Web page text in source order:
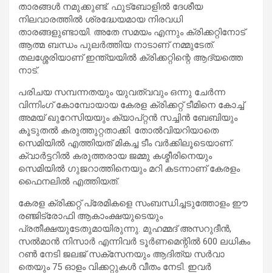
താരങ്ങൾ നമുക്കുണ്ട്. ഫുട്‌ബോളിൽ ദേശീയ
നിലവാരത്തിൽ ശ്രദ്ധേയമായ നിരവധി
താരങ്ങളുണ്ടായി. അതേ സമയം എന്നും ക്രിക്കറ്റിനോട്
ആത്മ ബന്ധം പുലർത്തിയ നാടാണ് നമ്മുടേത്.
തലശ്ശേരിയാണ് ഇന്ത്യയിൽ ക്രിക്കറ്റിന്റെ ആദ്യത്തെ
നാട്.
പരിചയ സമ്പന്നതയും യുവത്വവും ഒന്നു ചേർന്ന
വിന്നിംഗ് കോമ്പോയായ കേരള ക്രിക്കറ്റ് ടീമിനെ കോച്ച്
അമയ് ഖുറേസിയയും ക്യാപ്റ്റൻ സച്ചിൻ ബേബിയും
കൂടുതൽ കരുത്തുറ്റതാക്കി. തോൽവിയറിയാതെ
സെമിയിൽ എത്തിയത് മികച്ച ടീം വർക്കിലൂടെയാണ്.
ക്വാർട്ടറിൽ കരുത്തരായ ജമ്മു കശ്മീരിനെയും
സെമിയിൽ ഗുജറാത്തിനെയും മറി കടന്നാണ് കേരളം
ഫൈനലിൽ എത്തിയത്.
കേരള ക്രിക്കറ്റ് പ്രേമികളെ സംബന്ധിച്ചടുത്തോളം ഈ
രഞ്ജിട്രോഫി ആകാംക്ഷയുടെയും
പ്രതീക്ഷയുടേതുമായിരുന്നു. മുഹമ്മദ് അസറുദീൻ,
സൽമാൻ നിസാർ എന്നിവർ ടൂർണമെന്റിൽ 600 ലധികം
റൺ നേടി ജലജ് സക്‌സേനയും ആദിത്യ സർവാ
തെയും 75 ഓളം വിക്കറ്റുകൾ വീതം നേടി. ഇവർ